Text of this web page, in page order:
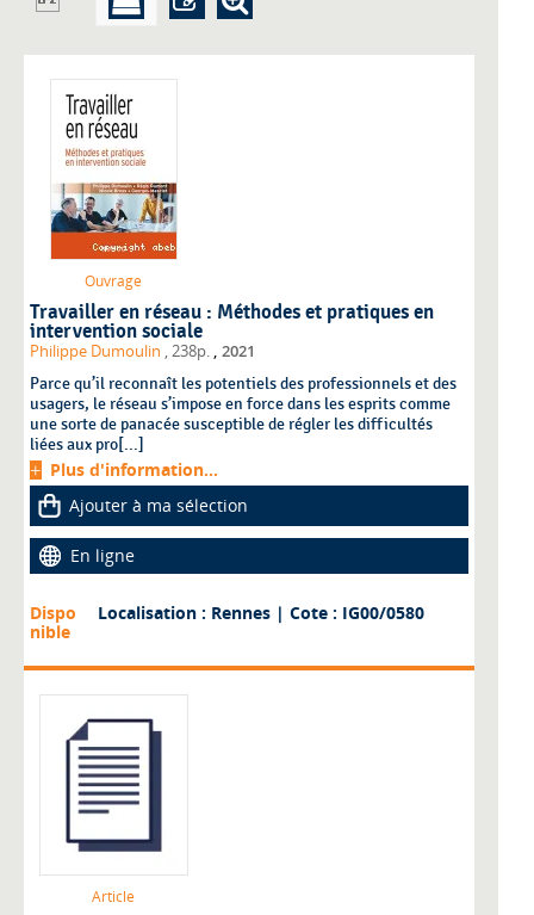
Ouvrage
Travailler en réseau : Méthodes et pratiques en
intervention sociale
Philippe Dumoulin , 238p. , 2021
Parce qu’il reconnaît les potentiels des professionnels et des
usagers, le réseau s’impose en force dans les esprits comme
une sorte de panacée susceptible de régler les difficultés
liées aux pro[...]
Plus d'information...
Ajouter à ma sélection
En ligne
Dispo
nible
Localisation : Rennes | Cote : IG00/0580
Article